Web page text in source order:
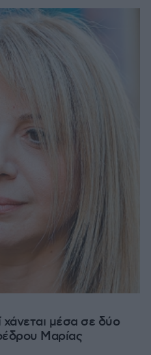
χάνεται μέσα σε δύο
Μαρίας